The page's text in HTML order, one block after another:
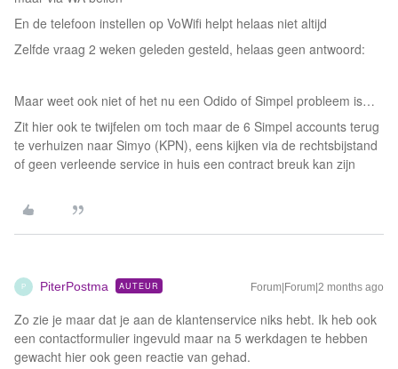
En de telefoon instellen op VoWifi helpt helaas niet altijd
Zelfde vraag 2 weken geleden gesteld, helaas geen antwoord:
Maar weet ook niet of het nu een Odido of Simpel probleem is…
Zit hier ook te twijfelen om toch maar de 6 Simpel accounts terug
te verhuizen naar Simyo (KPN), eens kijken via de rechtsbijstand
of geen verleende service in huis een contract breuk kan zijn
P PiterPostma AUTEUR Forum|Forum|2 months ago
Zo zie je maar dat je aan de klantenservice niks hebt. Ik heb ook
een contactformulier ingevuld maar na 5 werkdagen te hebben
gewacht hier ook geen reactie van gehad.